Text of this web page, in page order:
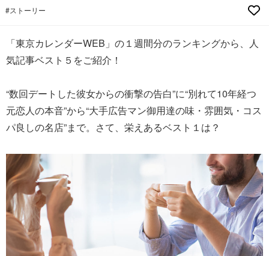
#ストーリー
「東京カレンダーWEB」の１週間分のランキングから、人
気記事ベスト５をご紹介！
“数回デートした彼女からの衝撃の告白”に“別れて10年経つ
元恋人の本音”から“大手広告マン御用達の味・雰囲気・コス
パ良しの名店”まで。さて、栄えあるベスト１は？